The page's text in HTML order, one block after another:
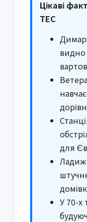
Цікаві
ТЕС
видно
для
У 70-х